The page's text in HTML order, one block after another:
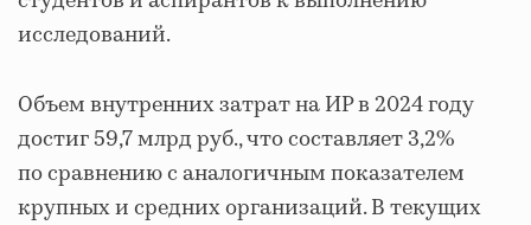
исследований.
Объем внутренних затрат на ИР в 2024 году
достиг 59,7 млрд руб., что составляет 3,2%
по сравнению с аналогичным показателем
крупных и средних организаций. В текущих